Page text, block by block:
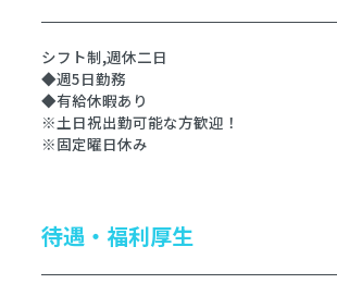
シフト制,週休二日
◆週5日勤務
◆有給休暇あり
※土日祝出勤可能な方歓迎！
※固定曜日休み
待遇・福利厚生